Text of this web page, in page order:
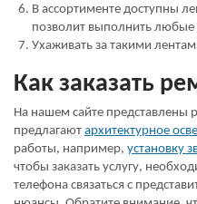
В ассортименте доступны
позволит выполнить любые
Ухаживать за такими
Как заказать
На нашем сайте представлены
предлагают архитектурное
работы, например, установку
чтобы заказать услугу,
телефона связаться с